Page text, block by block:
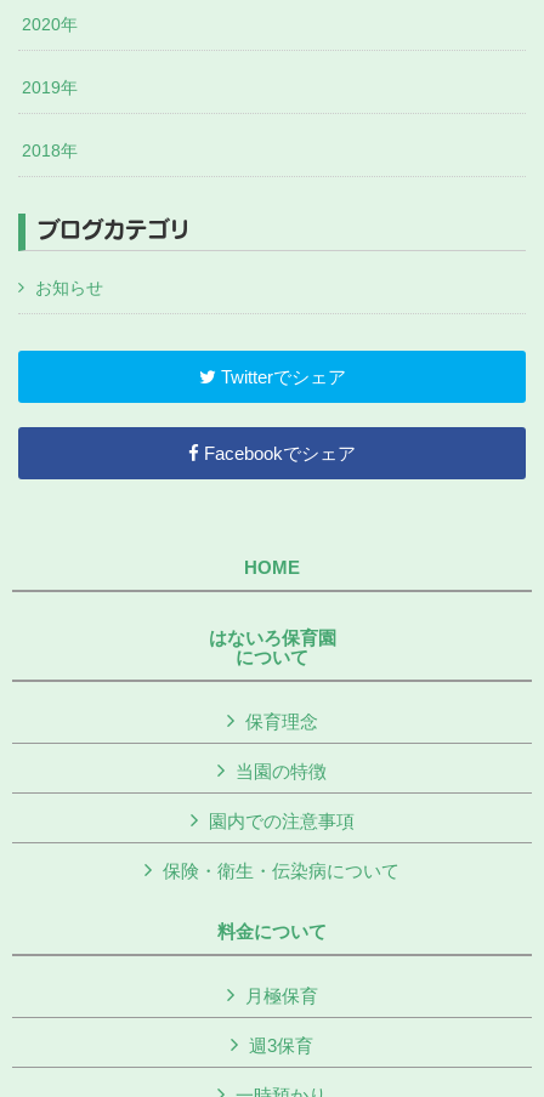
2020年
2019年
2018年
ブログカテゴリ
お知らせ
Twitterでシェア
Facebookでシェア
HOME
はないろ保育園
について
保育理念
当園の特徴
園内での注意事項
保険・衛生・伝染病について
料金について
月極保育
週3保育